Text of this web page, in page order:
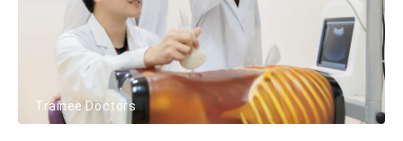
Trainee Doctors